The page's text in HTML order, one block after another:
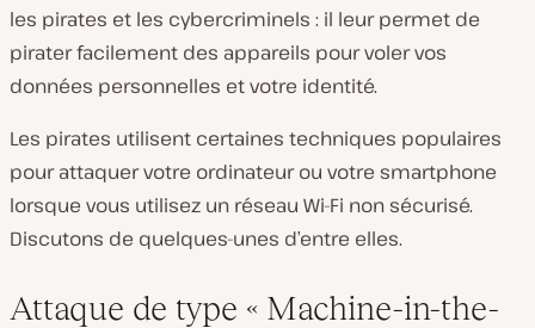
les pirates et les cybercriminels : il leur permet de
pirater facilement des appareils pour voler vos
données personnelles et votre identité.
Les pirates utilisent certaines techniques populaires
pour attaquer votre ordinateur ou votre smartphone
lorsque vous utilisez un réseau Wi-Fi non sécurisé.
Discutons de quelques-unes d’entre elles.
Attaque de type « Machine-in-the-